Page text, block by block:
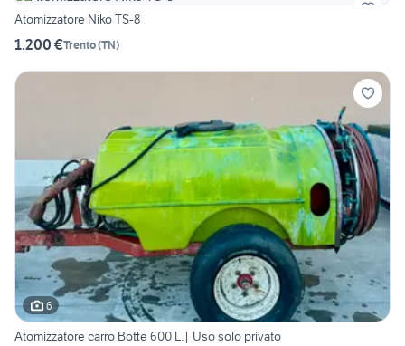
Atomizzatore Niko TS-8
1.200 €Trento(TN)
6
Atomizzatore carro Botte 600 L.| Uso solo privato